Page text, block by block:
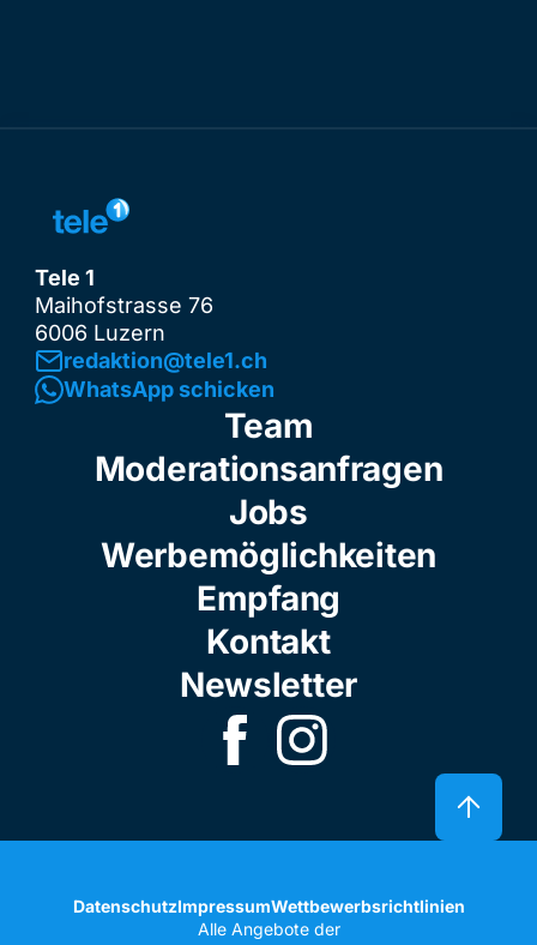
Tele 1
Maihofstrasse 76
6006 Luzern
redaktion@tele1.ch
WhatsApp schicken
Team
Moderationsanfragen
Jobs
Werbemöglichkeiten
Empfang
Kontakt
Newsletter
DatenschutzImpressumWettbewerbsrichtlinien
Alle Angebote der